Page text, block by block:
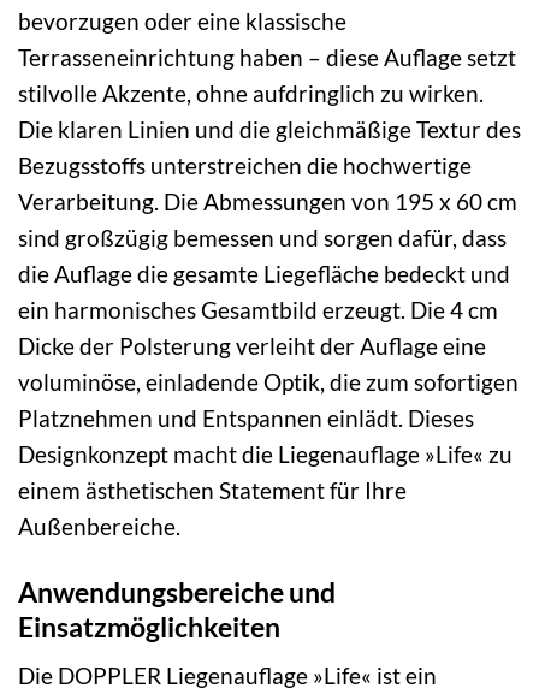
bevorzugen oder eine klassische
Terrasseneinrichtung haben – diese Auflage setzt
stilvolle Akzente, ohne aufdringlich zu wirken.
Die klaren Linien und die gleichmäßige Textur des
Bezugsstoffs unterstreichen die hochwertige
Verarbeitung. Die Abmessungen von 195 x 60 cm
sind großzügig bemessen und sorgen dafür, dass
die Auflage die gesamte Liegefläche bedeckt und
ein harmonisches Gesamtbild erzeugt. Die 4 cm
Dicke der Polsterung verleiht der Auflage eine
voluminöse, einladende Optik, die zum sofortigen
Platznehmen und Entspannen einlädt. Dieses
Designkonzept macht die Liegenauflage »Life« zu
einem ästhetischen Statement für Ihre
Außenbereiche.
Anwendungsbereiche und
Einsatzmöglichkeiten
Die DOPPLER Liegenauflage »Life« ist ein